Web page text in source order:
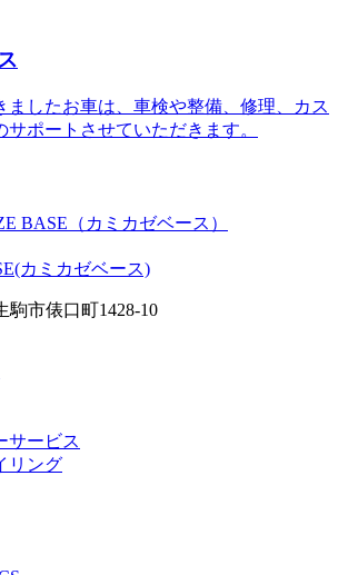
ましたお車は、車検や整備、修理、カス
ポートさせていただきます。
BASE（カミカゼベース）
駒市俵口町1428-10
サービス
リング